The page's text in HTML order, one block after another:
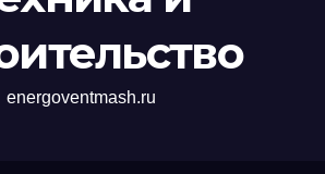
energoventmash.ru